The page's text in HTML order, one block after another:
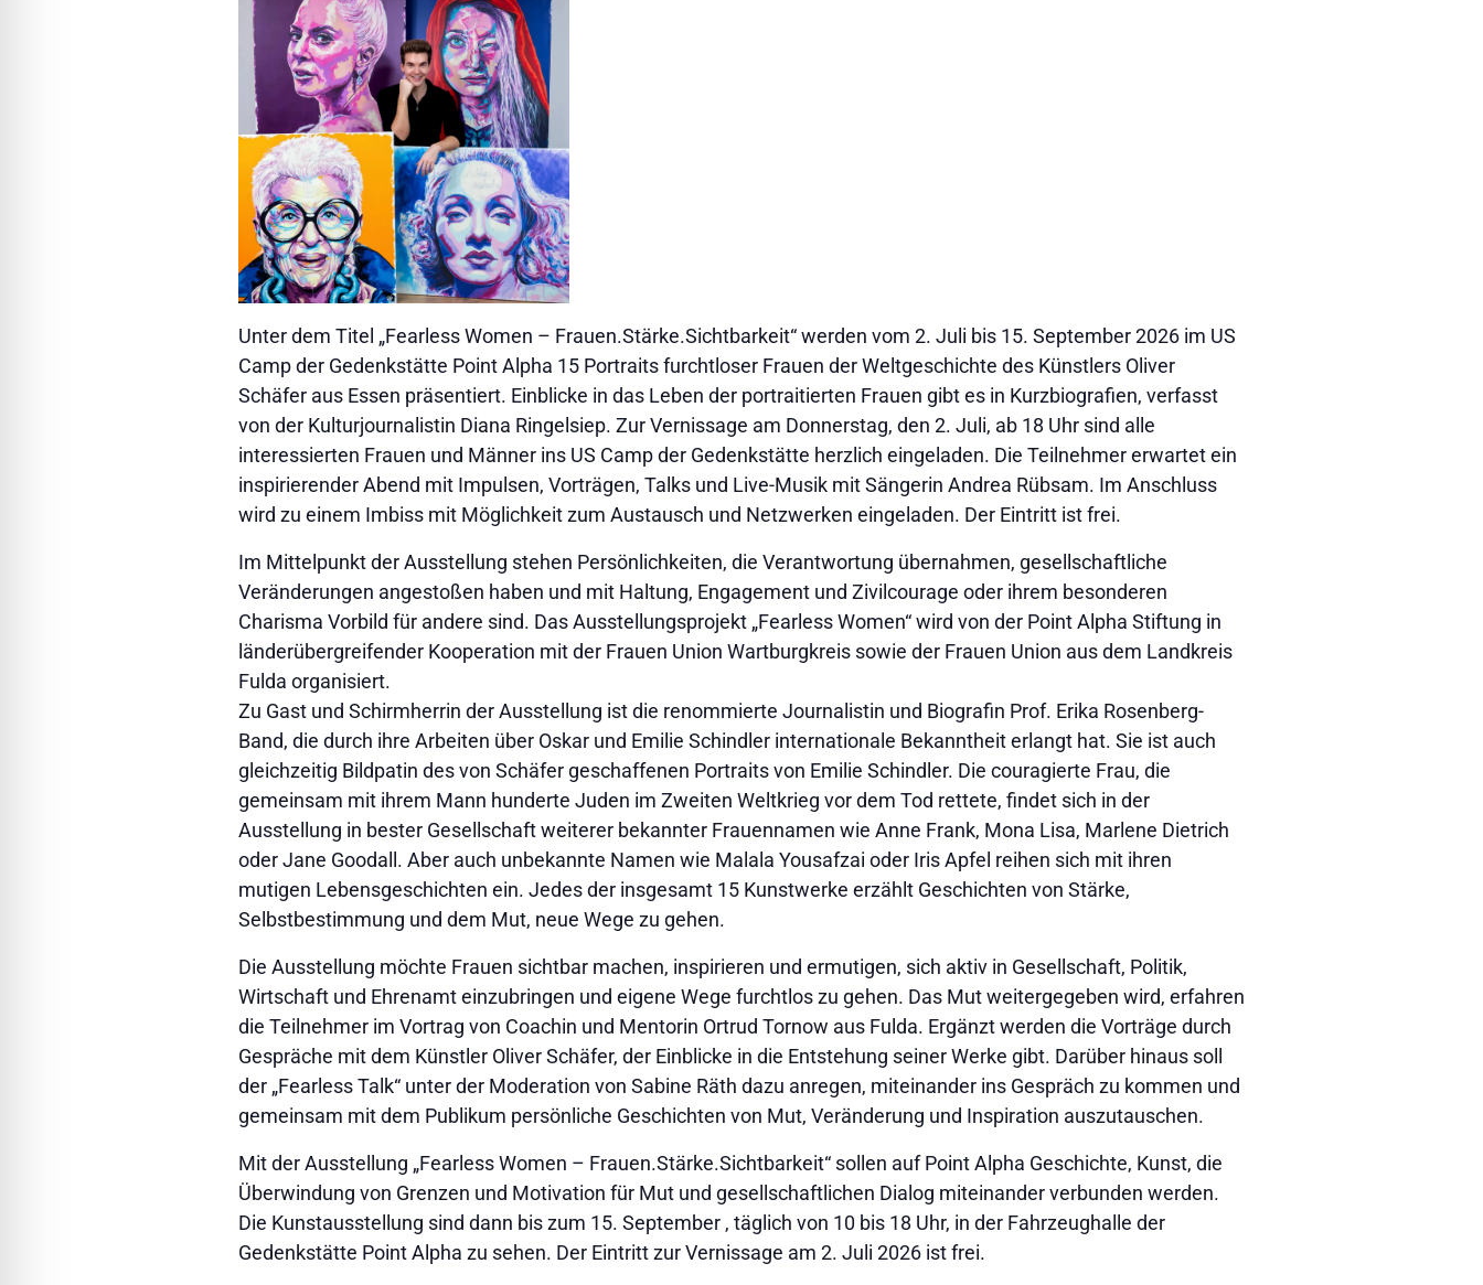
Unter dem Titel „Fearless Women – Frauen.Stärke.Sichtbarkeit“ werden vom 2. Juli bis 15. September 2026 im US
Camp der Gedenkstätte Point Alpha 15 Portraits furchtloser Frauen der Weltgeschichte des Künstlers Oliver
Schäfer aus Essen präsentiert. Einblicke in das Leben der portraitierten Frauen gibt es in Kurzbiografien, verfasst
von der Kulturjournalistin Diana Ringelsiep. Zur Vernissage am Donnerstag, den 2. Juli, ab 18 Uhr sind alle
interessierten Frauen und Männer ins US Camp der Gedenkstätte herzlich eingeladen. Die Teilnehmer erwartet ein
inspirierender Abend mit Impulsen, Vorträgen, Talks und Live-Musik mit Sängerin Andrea Rübsam. Im Anschluss
wird zu einem Imbiss mit Möglichkeit zum Austausch und Netzwerken eingeladen. Der Eintritt ist frei.
Im Mittelpunkt der Ausstellung stehen Persönlichkeiten, die Verantwortung übernahmen, gesellschaftliche
Veränderungen angestoßen haben und mit Haltung, Engagement und Zivilcourage oder ihrem besonderen
Charisma Vorbild für andere sind. Das Ausstellungsprojekt „Fearless Women“ wird von der Point Alpha Stiftung in
länderübergreifender Kooperation mit der Frauen Union Wartburgkreis sowie der Frauen Union aus dem Landkreis
Fulda organisiert.
Zu Gast und Schirmherrin der Ausstellung ist die renommierte Journalistin und Biografin Prof. Erika Rosenberg-
Band, die durch ihre Arbeiten über Oskar und Emilie Schindler internationale Bekanntheit erlangt hat. Sie ist auch
gleichzeitig Bildpatin des von Schäfer geschaffenen Portraits von Emilie Schindler. Die couragierte Frau, die
gemeinsam mit ihrem Mann hunderte Juden im Zweiten Weltkrieg vor dem Tod rettete, findet sich in der
Ausstellung in bester Gesellschaft weiterer bekannter Frauennamen wie Anne Frank, Mona Lisa, Marlene Dietrich
oder Jane Goodall. Aber auch unbekannte Namen wie Malala Yousafzai oder Iris Apfel reihen sich mit ihren
mutigen Lebensgeschichten ein. Jedes der insgesamt 15 Kunstwerke erzählt Geschichten von Stärke,
Selbstbestimmung und dem Mut, neue Wege zu gehen.
Die Ausstellung möchte Frauen sichtbar machen, inspirieren und ermutigen, sich aktiv in Gesellschaft, Politik,
Wirtschaft und Ehrenamt einzubringen und eigene Wege furchtlos zu gehen. Das Mut weitergegeben wird, erfahren
die Teilnehmer im Vortrag von Coachin und Mentorin Ortrud Tornow aus Fulda. Ergänzt werden die Vorträge durch
Gespräche mit dem Künstler Oliver Schäfer, der Einblicke in die Entstehung seiner Werke gibt. Darüber hinaus soll
der „Fearless Talk“ unter der Moderation von Sabine Räth dazu anregen, miteinander ins Gespräch zu kommen und
gemeinsam mit dem Publikum persönliche Geschichten von Mut, Veränderung und Inspiration auszutauschen.
Mit der Ausstellung „Fearless Women – Frauen.Stärke.Sichtbarkeit“ sollen auf Point Alpha Geschichte, Kunst, die
Überwindung von Grenzen und Motivation für Mut und gesellschaftlichen Dialog miteinander verbunden werden.
Die Kunstausstellung sind dann bis zum 15. September , täglich von 10 bis 18 Uhr, in der Fahrzeughalle der
Gedenkstätte Point Alpha zu sehen. Der Eintritt zur Vernissage am 2. Juli 2026 ist frei.